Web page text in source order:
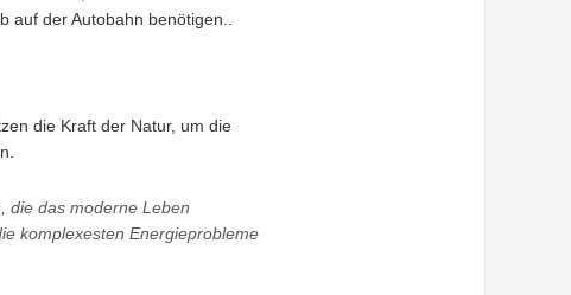
der Autobahn benötigen..
die Kraft der Natur, um die
die das moderne Leben
komplexesten Energieprobleme